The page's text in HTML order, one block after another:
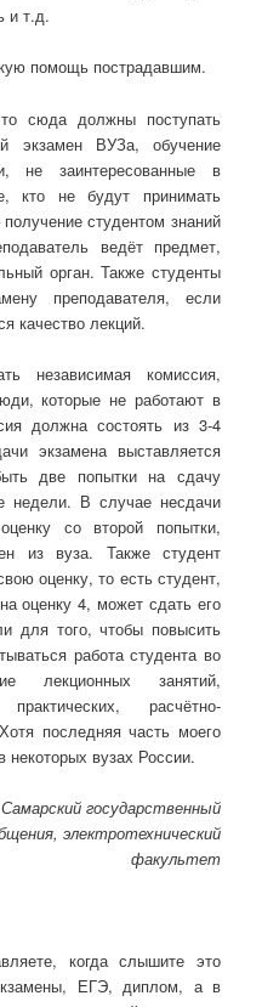
и т.д.
помощь пострадавшим.
сюда должны поступать
экзамен ВУЗа, обучение
не заинтересованные в
кто не будут принимать
студентом знаний
ведёт предмет,
орган. Также студенты
преподавателя, если
качество лекций.
независимая комиссия,
которые не работают в
должна состоять из 3-4
экзамена выставляется
две попытки на сдачу
недели. В случае несдачи
со второй попытки,
из вуза. Также студент
оценку, то есть студент,
оценку 4, может сдать его
для того, чтобы повысить
работа студента во
лекционных занятий,
расчётно-
последняя часть моего
некоторых вузах России.
государственный
электротехнический
факультет
когда слышите это
ЕГЭ, диплом, а в